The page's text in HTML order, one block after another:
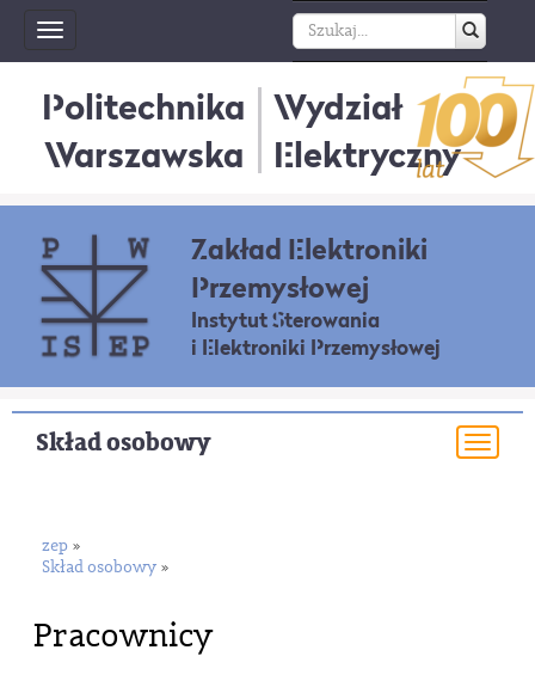
Toggle
navigation
Politechnika
Warszawska
Wydział
Elektryczny
Zakład Elektroniki
Przemysłowej
Instytut Sterowania
i Elektroniki Przemysłowej
Skład osobowy
zep »
Skład osobowy »
Pracownicy